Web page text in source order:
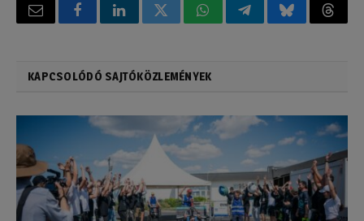
Email FacebookLinkedInTwitterWhatsAppTelegramBluesky
KAPCSOLÓDÓ SAJTÓKÖZLEMÉNYEK